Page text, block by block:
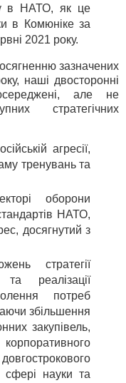
в НАТО, як це
в Комюніке за
2021 року.
зазначених
наші двосторонні
але не
стратегічних
агресії,
тренувань та
оборони
НАТО,
досягнутий з
стратегії
реалізації
потреб
збільшення
закупівель,
сфері науки та